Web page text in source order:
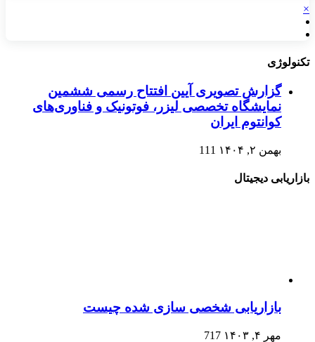
×
تکنولوژی
گزارش تصویری آیین افتتاح رسمی ششمین
نمایشگاه تخصصی لیزر، فوتونیک و فناوری‌های
کوانتوم ایران
بهمن ۲, ۱۴۰۴ 111
بازاریابی دیجیتال
بازاریابی شخصی سازی شده چیست
مهر ۴, ۱۴۰۳ 717